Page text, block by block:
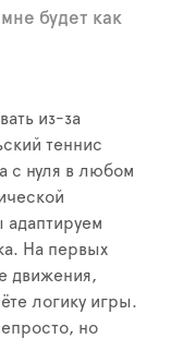
будет как
из-за
теннис
с нуля в любом
адаптируем
На первых
движения,
логику игры.
но